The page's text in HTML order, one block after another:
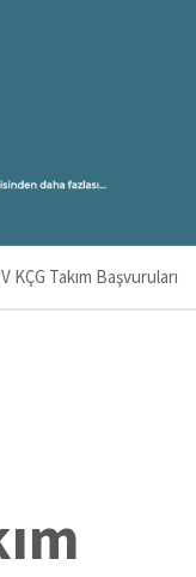
KÇG Takım Başvuruları